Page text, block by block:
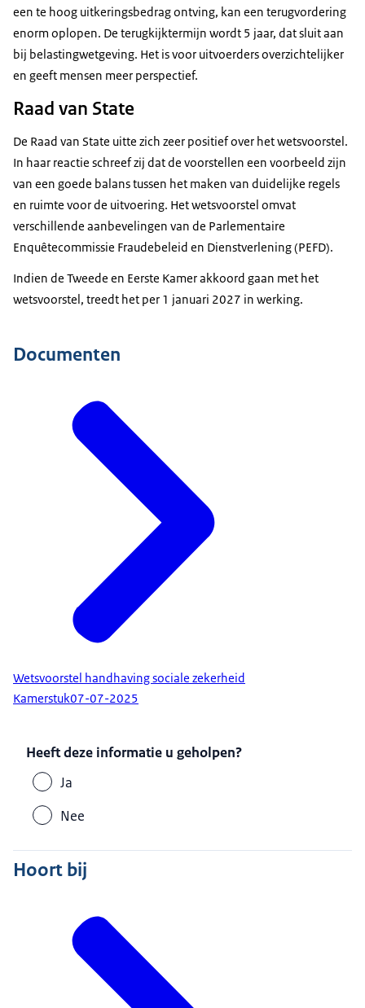
een te hoog uitkeringsbedrag ontving, kan een terugvordering
enorm oplopen. De terugkijktermijn wordt 5 jaar, dat sluit aan
bij belastingwetgeving. Het is voor uitvoerders overzichtelijker
en geeft mensen meer perspectief.
Raad van State
De Raad van State uitte zich zeer positief over het wetsvoorstel.
In haar reactie schreef zij dat de voorstellen een voorbeeld zijn
van een goede balans tussen het maken van duidelijke regels
en ruimte voor de uitvoering. Het wetsvoorstel omvat
verschillende aanbevelingen van de Parlementaire
Enquêtecommissie Fraudebeleid en Dienstverlening (PEFD).
Indien de Tweede en Eerste Kamer akkoord gaan met het
wetsvoorstel, treedt het per 1 januari 2027 in werking.
Documenten
Wetsvoorstel handhaving sociale zekerheid
Kamerstuk07-07-2025
Heeft deze informatie u geholpen?
Ja
Nee
Hoort bij